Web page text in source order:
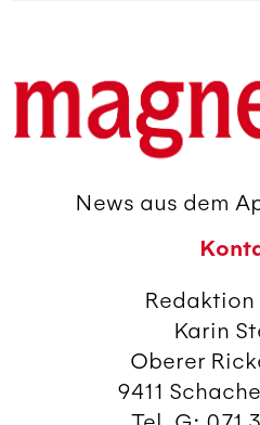
News aus dem
Karin
Oberer
9411